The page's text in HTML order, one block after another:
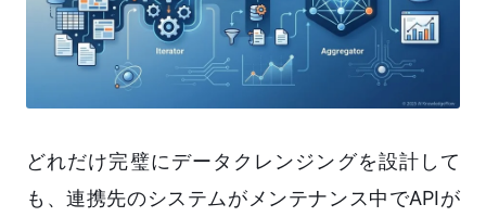
どれだけ完璧にデータクレンジングを設計して
も、連携先のシステムがメンテナンス中でAPIが